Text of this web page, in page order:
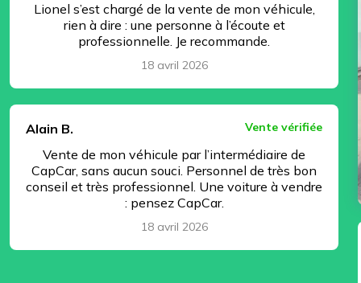
Lionel s’est chargé de la vente de mon véhicule,
rien à dire : une personne à l’écoute et
professionnelle. Je recommande.
18 avril 2026
Alain B. Vente vérifiée
Vente de mon véhicule par l’intermédiaire de
CapCar, sans aucun souci. Personnel de très bon
conseil et très professionnel. Une voiture à vendre
: pensez CapCar.
18 avril 2026